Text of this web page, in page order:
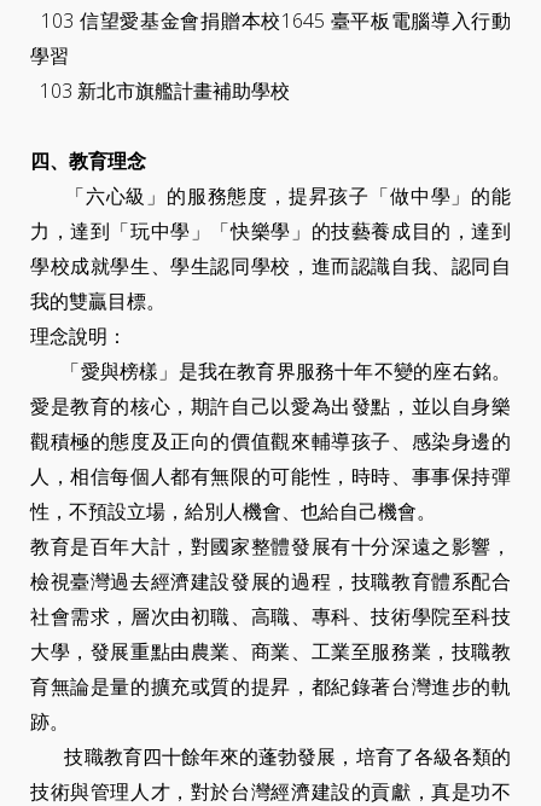
103 信望愛基金會捐贈本校1645 臺平板電腦導入行動
學習
103 新北市旗艦計畫補助學校
四、教育理念
「六心級」的服務態度，提昇孩子「做中學」的能
力，達到「玩中學」「快樂學」的技藝養成目的，達到
學校成就學生、學生認同學校，進而認識自我、認同自
我的雙贏目標。
理念說明：
「愛與榜樣」是我在教育界服務十年不變的座右銘。
愛是教育的核心，期許自己以愛為出發點，並以自身樂
觀積極的態度及正向的價值觀來輔導孩子、感染身邊的
人，相信每個人都有無限的可能性，時時、事事保持彈
性，不預設立場，給別人機會、也給自己機會。
教育是百年大計，對國家整體發展有十分深遠之影響，
檢視臺灣過去經濟建設發展的過程，技職教育體系配合
社會需求，層次由初職、高職、專科、技術學院至科技
大學，發展重點由農業、商業、工業至服務業，技職教
育無論是量的擴充或質的提昇，都紀錄著台灣進步的軌
跡。
技職教育四十餘年來的蓬勃發展，培育了各級各類的
技術與管理人才，對於台灣經濟建設的貢獻，真是功不